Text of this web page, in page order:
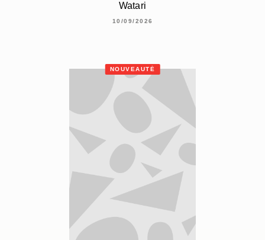
Watari
10/09/2026
NOUVEAUTÉ